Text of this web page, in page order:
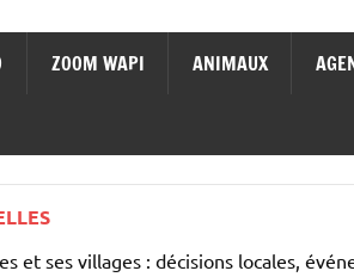
ZOOM WAPI ANIMAUX
et ses villages : décisions locales,